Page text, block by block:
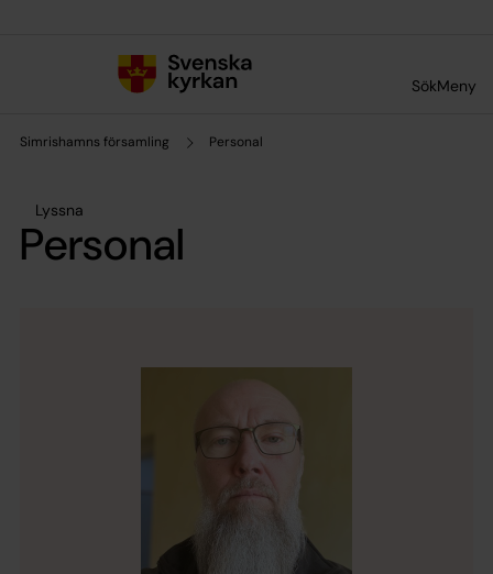
SökMeny
Simrishamns församling Personal
Lyssna
Personal